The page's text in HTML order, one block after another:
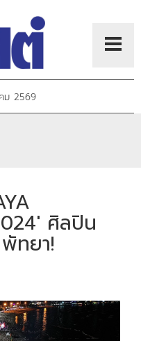
ม 2569
ศิลปิน
ทยา!